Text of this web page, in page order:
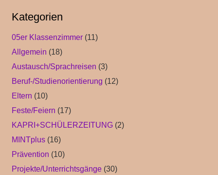
Kategorien
05er Klassenzimmer (11)
Allgemein (18)
Austausch/Sprachreisen (3)
Beruf-/Studienorientierung (12)
Eltern (10)
Feste/Feiern (17)
KAPRI+SCHÜLERZEITUNG (2)
MINTplus (16)
Prävention (10)
Projekte/Unterrichtsgänge (30)